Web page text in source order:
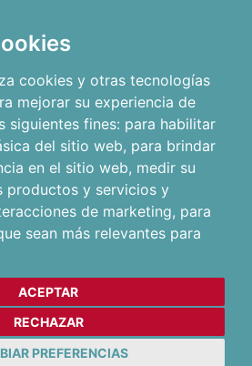
cookies y otras tecnologías
mejorar su experiencia de
siguientes fines: para habilitar
del sitio web, para brindar
en el sitio web, medir su
productos y servicios y
de marketing, para
sean más relevantes para
ACEPTAR
RECHAZAR
PREFERENCIAS